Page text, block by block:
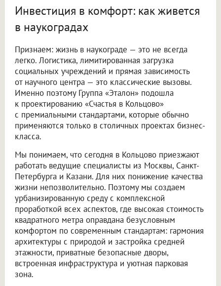
Инвестиция в комфорт: как живется
в наукоградах
Признаем: жизнь в наукограде — это не всегда
легко. Логистика, лимитированная загрузка
социальных учреждений и прямая зависимость
от научного центра — это классические вызовы.
Именно поэтому Группа «Эталон» подошла
к проектированию «Счастья в Кольцово»
с премиальными стандартами, которые обычно
применяются только в столичных проектах бизнес-
класса.
Мы понимаем, что сегодня в Кольцово приезжают
работать ведущие специалисты из Москвы, Санкт-
Петербурга и Казани. Для них понижение качества
жизни непозволительно. Поэтому мы создаем
урбанизированную среду с комплексной
проработкой всех аспектов, где высокая стоимость
квадратного метра оправдана безусловным
комфортом по современным стандартам: гармония
архитектуры с природой и застройка средней
этажности, приватные безопасные дворы,
встроенная инфраструктура и уютная парковая
зона.